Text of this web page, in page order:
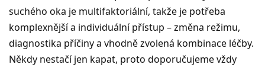
suchého oka je multifaktoriální, takže je potřeba
komplexnější a individuální přístup – změna režimu,
diagnostika příčiny a vhodně zvolená kombinace léčby.
Někdy nestačí jen kapat, proto doporučujeme vždy